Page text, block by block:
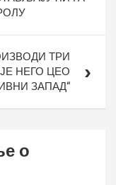
ТРИ
НЕГО ЦЕО
ЗАПАД“
о